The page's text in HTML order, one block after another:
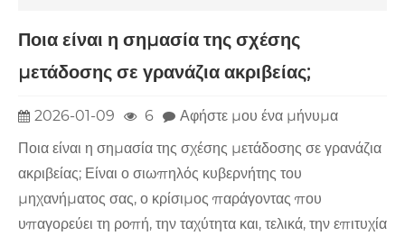
Ποια είναι η σημασία της σχέσης
μετάδοσης σε γρανάζια ακριβείας;
2026-01-09 6
Αφήστε μου ένα μήνυμα
Ποια είναι η σημασία της σχέσης μετάδοσης σε γρανάζια
ακριβείας; Είναι ο σιωπηλός κυβερνήτης του
μηχανήματος σας, ο κρίσιμος παράγοντας που
υπαγορεύει τη ροπή, την ταχύτητα και, τελικά, την επιτυχία